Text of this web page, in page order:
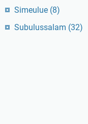
Simeulue (8)
Subulussalam (32)